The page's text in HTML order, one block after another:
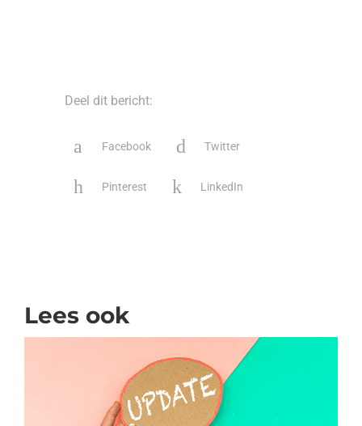
Deel dit bericht:
Facebook Twitter
Pinterest LinkedIn
Lees ook